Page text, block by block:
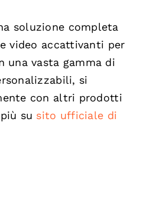
soluzione completa
video accattivanti per
una vasta gamma di
si
con altri prodotti
su sito ufficiale di